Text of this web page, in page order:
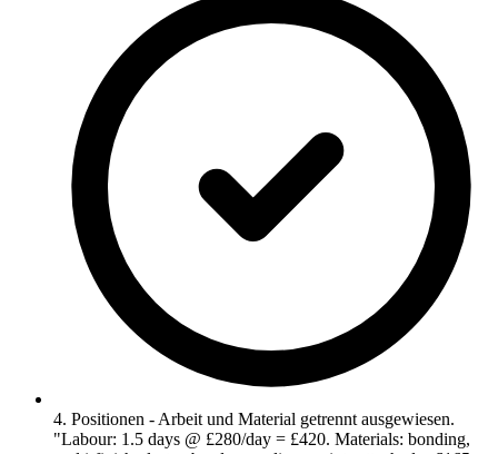
4. Positionen - Arbeit und Material getrennt ausgewiesen.
"Labour: 1.5 days @ £280/day = £420. Materials: bonding,